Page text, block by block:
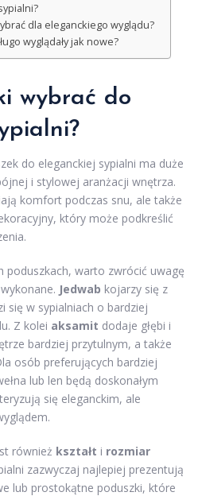
dla eleganckiego wyglądu?
wyglądały jak nowe?
wybrać do
do eleganckiej sypialni ma duże
i stylowej aranżacji wnętrza.
komfort podczas snu, ale także
który może podkreślić
poduszkach, warto zwrócić uwagę
Jedwab kojarzy się z
się w sypialniach o bardziej
Z kolei aksamit dodaje głębi i
bardziej przytulnym, a także
osób preferujących bardziej
lub len będą doskonałym
się eleganckim, ale
również kształt i rozmiar
zazwyczaj najlepiej prezentują
lub prostokątne poduszki, które